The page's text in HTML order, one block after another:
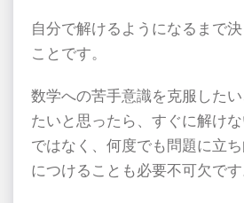
自分で解けるようになるまで
ことです。
数学への苦手意識を克服した
たいと思ったら、すぐに解け
ではなく、何度でも問題に立
につけることも必要不可欠です